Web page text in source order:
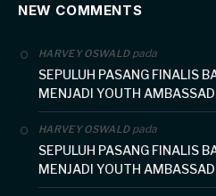
NEW COMMENTS
HARVEY OSWALDpada
SEPULUH PASANG FINALIS
MENJADI YOUTH
HARVEY OSWALDpada
SEPULUH PASANG FINALIS
MENJADI YOUTH